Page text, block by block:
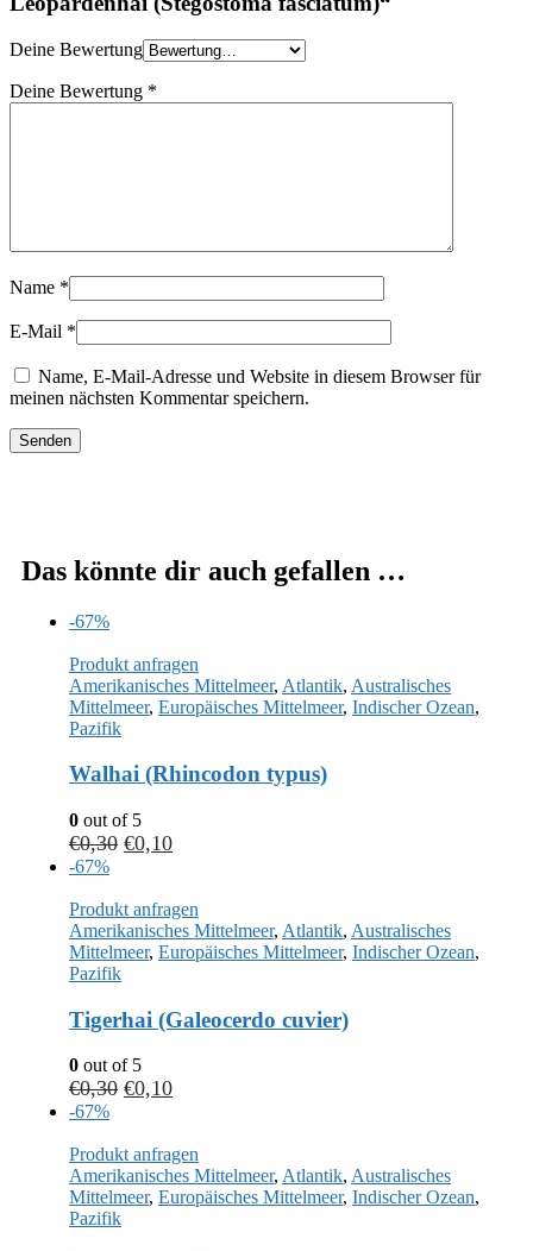
Deine Bewertung
Deine Bewertung *
Name *
E-Mail *
Name, E-Mail-Adresse und Website in diesem Browser für
meinen nächsten Kommentar speichern.
Das könnte dir auch gefallen …
-67%
Produkt anfragen
Amerikanisches Mittelmeer, Atlantik, Australisches
Mittelmeer, Europäisches Mittelmeer, Indischer Ozean,
Pazifik
Walhai (Rhincodon typus)
0 out of 5
€0,30 €0,10
-67%
Produkt anfragen
Amerikanisches Mittelmeer, Atlantik, Australisches
Mittelmeer, Europäisches Mittelmeer, Indischer Ozean,
Pazifik
Tigerhai (Galeocerdo cuvier)
0 out of 5
€0,30 €0,10
-67%
Produkt anfragen
Amerikanisches Mittelmeer, Atlantik, Australisches
Mittelmeer, Europäisches Mittelmeer, Indischer Ozean,
Pazifik